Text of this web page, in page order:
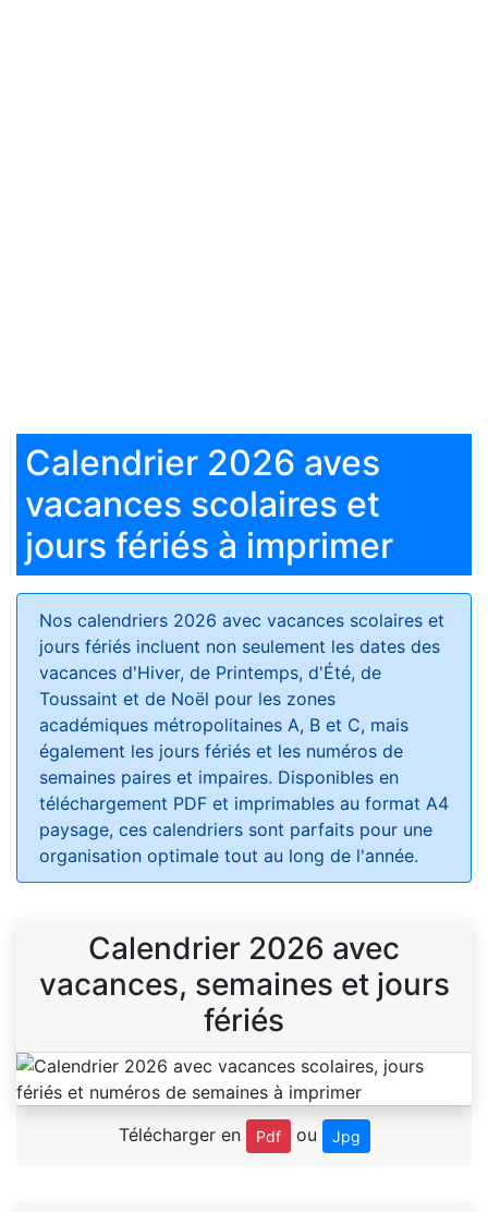
Calendrier 2026 aves
vacances scolaires et
jours fériés à imprimer
Nos calendriers 2026 avec vacances scolaires et
jours fériés incluent non seulement les dates des
vacances d'Hiver, de Printemps, d'Été, de
Toussaint et de Noël pour les zones
académiques métropolitaines A, B et C, mais
également les jours fériés et les numéros de
semaines paires et impaires. Disponibles en
téléchargement PDF et imprimables au format A4
paysage, ces calendriers sont parfaits pour une
organisation optimale tout au long de l'année.
Calendrier 2026 avec
vacances, semaines et jours
fériés
Télécharger en Pdf ou Jpg